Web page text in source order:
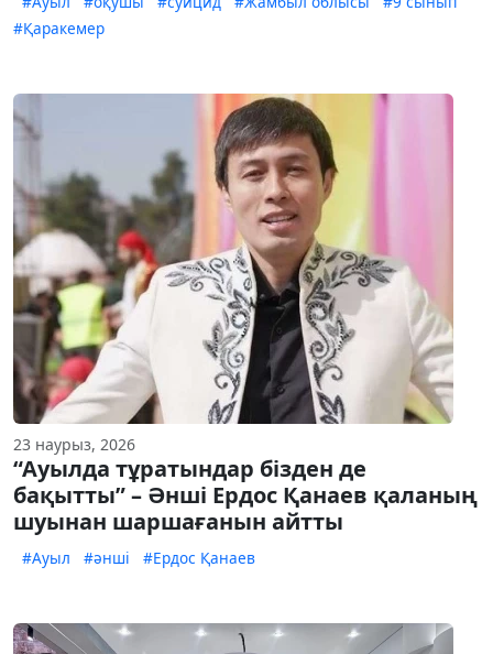
#Қаракемер
23 наурыз, 2026
“Ауылда тұратындар бізден де
бақытты” – Әнші Ердос Қанаев қаланың
шуынан шаршағанын айтты
#Ауыл #әнші #Ердос Қанаев